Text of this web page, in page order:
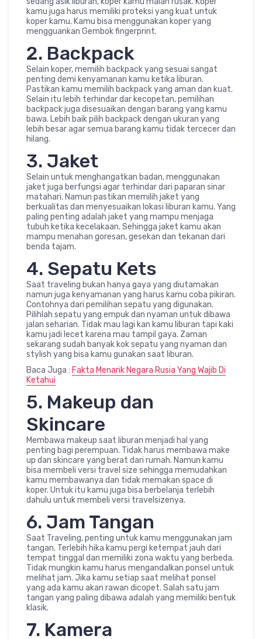
kamu juga harus memiliki proteksi yang kuat untuk
koper kamu. Kamu bisa menggunakan koper yang
mengguankan Gembok fingerprint.
2. Backpack
Selain koper, memilih backpack yang sesuai sangat
penting demi kenyamanan kamu ketika liburan.
Pastikan kamu memilih backpack yang aman dan kuat.
Selain itu lebih terhindar dar kecopetan, pemilihan
backpack juga disesuaikan dengan barang yang kamu
bawa. Lebih baik pilih backpack dengan ukuran yang
lebih besar agar semua barang kamu tidak tercecer dan
hilang.
3. Jaket
Selain untuk menghangatkan badan, menggunakan
jaket juga berfungsi agar terhindar dari paparan sinar
matahari. Namun pastikan memilih jaket yang
berkualitas dan menyesuaikan lokasi liburan kamu. Yang
paling penting adalah jaket yang mampu menjaga
tubuh ketika kecelakaan. Sehingga jaket kamu akan
mampu menahan goresan, gesekan dan tekanan dari
benda tajam.
4. Sepatu Kets
Saat traveling bukan hanya gaya yang diutamakan
namun juga kenyamanan yang harus kamu coba pikiran.
Contohnya dari pemilihan sepatu yang digunakan.
Pilihlah sepatu yang empuk dan nyaman untuk dibawa
jalan seharian. Tidak mau lagi kan kamu liburan tapi kaki
kamu jadi lecet karena mau tampil gaya. Zaman
sekarang sudah banyak kok sepatu yang nyaman dan
stylish yang bisa kamu gunakan saat liburan.
Baca Juga : Fakta Menarik Negara Rusia Yang Wajib Di
Ketahui
5. Makeup dan
Skincare
Membawa makeup saat liburan menjadi hal yang
penting bagi perempuan. Tidak harus membawa make
up dan skincare yang berat dari rumah. Namun kamu
bisa membeli versi travel size sehingga memudahkan
kamu membawanya dan tidak memakan space di
koper. Untuk itu kamu juga bisa berbelanja terlebih
dahulu untuk membeli versi travelsizenya.
6. Jam Tangan
Saat Traveling, penting untuk kamu menggunakan jam
tangan. Terlebih hika kamu pergi ketempat jauh dari
tempat tinggal dan memiliki zona waktu yang berbeda.
Tidak mungkin kamu harus mengandalkan ponsel untuk
melihat jam. Jika kamu setiap saat melihat ponsel
yang ada kamu akan rawan dicopet. Salah satu jam
tangan yang paling dibawa adalah yang memiliki bentuk
klasik.
7. Kamera